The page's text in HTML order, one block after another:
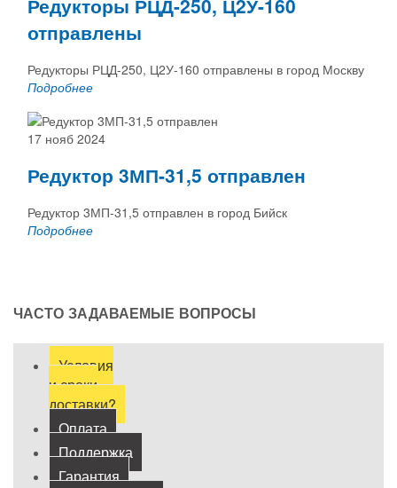
Редукторы РЦД-250, Ц2У-160
отправлены
Редукторы РЦД-250, Ц2У-160 отправлены в город Москву
Подробнее
17 нояб 2024
Редуктор 3МП-31,5 отправлен
Редуктор 3МП-31,5 отправлен в город Бийск
Подробнее
ЧАСТО ЗАДАВАЕМЫЕ ВОПРОСЫ
Условия
и сроки
доставки?
Оплата
Поддержка
Гарантия